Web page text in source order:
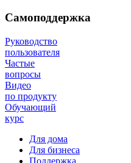
Самоподдержка
Руководство
пользователя
Частые
вопросы
Видео
по продукту
Обучающий
курс
Для дома
Для бизнеса
Поддержка